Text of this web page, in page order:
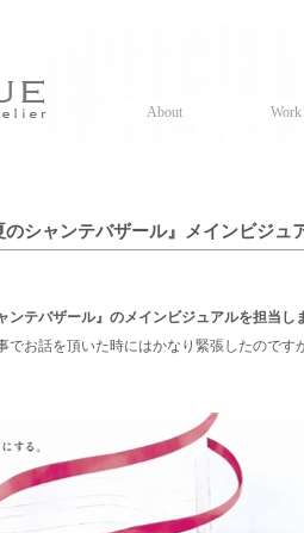
About Work
のシャンテバザール』メインビジュ
ンテバザール』のメインビジュアルを担当し
でお話を頂いた時にはかなり緊張したので